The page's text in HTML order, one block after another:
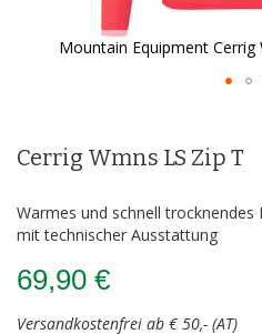
Mountain Equipment Cerrig
der
Bildergalerie
Cerrig Wmns LS Zip T
Warmes und schnell trocknendes
mit technischer Ausstattung
69,90 €
Versandkostenfrei ab € 50,- (AT)